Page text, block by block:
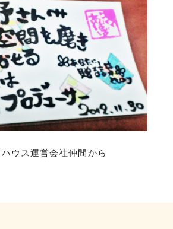
ウス運営会社仲間から